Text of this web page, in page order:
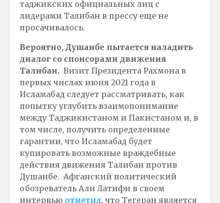
таджикских официальных лиц с
лидерами Талибан в прессу еще не
просачивалось.
Вероятно, Душанбе пытается наладить
диалог со спонсорами движения
Талибан. Визит Президента Рахмона в
первых числах июня 2021 года в
Исламабад следует рассматривать, как
попытку углубить взаимопонимание
между Таджикистаном и Пакистаном и, в
том числе, получить определенные
гарантии, что Исламабад будет
купировать возможные враждебные
действия движения Талибан против
Душанбе. Афганский политический
обозреватель Али Латифи в своем
интервью отметил, что Тегеран является